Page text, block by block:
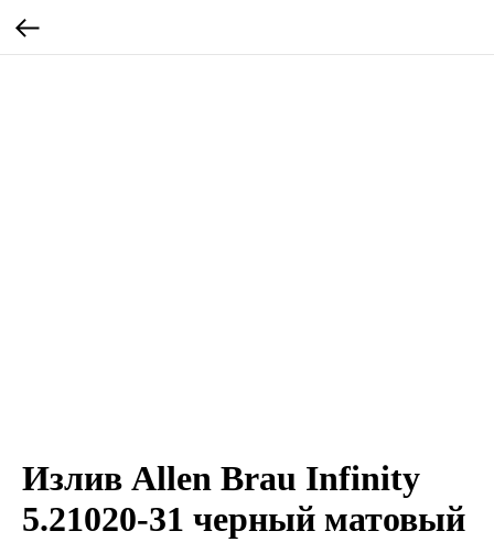
Излив Allen Brau Infinity
5.21020-31 черный матовый